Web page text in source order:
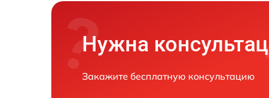
Нужна
Закажите бесплатную консультацию